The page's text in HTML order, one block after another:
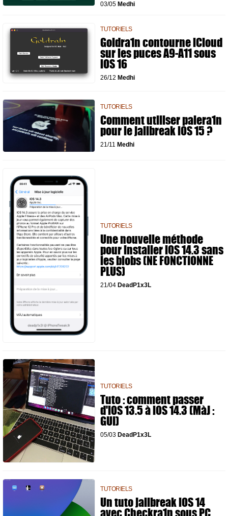
03/05 Medhi
TUTORIELS
Goldra1n contourne iCloud
sur les puces A9-A11 sous
iOS 16
26/12 Medhi
TUTORIELS
Comment utiliser palera1n
pour le jailbreak iOS 15 ?
21/11 Medhi
TUTORIELS
Une nouvelle méthode
pour installer iOS 14.3 sans
les blobs (NE FONCTIONNE
PLUS)
21/04 DeadP1x3L
TUTORIELS
Tuto : comment passer
d'iOS 13.5 à iOS 14.3 (MàJ :
GUI)
05/03 DeadP1x3L
TUTORIELS
Un tuto jailbreak iOS 14